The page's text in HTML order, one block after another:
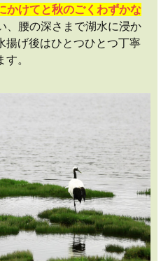
かけてと秋のごくわずかな
、腰の深さまで湖水に浸か
揚げ後はひとつひとつ丁寧
。